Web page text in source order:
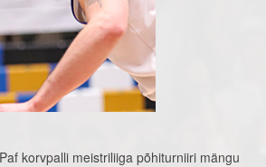
korvpalli meistriliiga põhiturniiri mängu